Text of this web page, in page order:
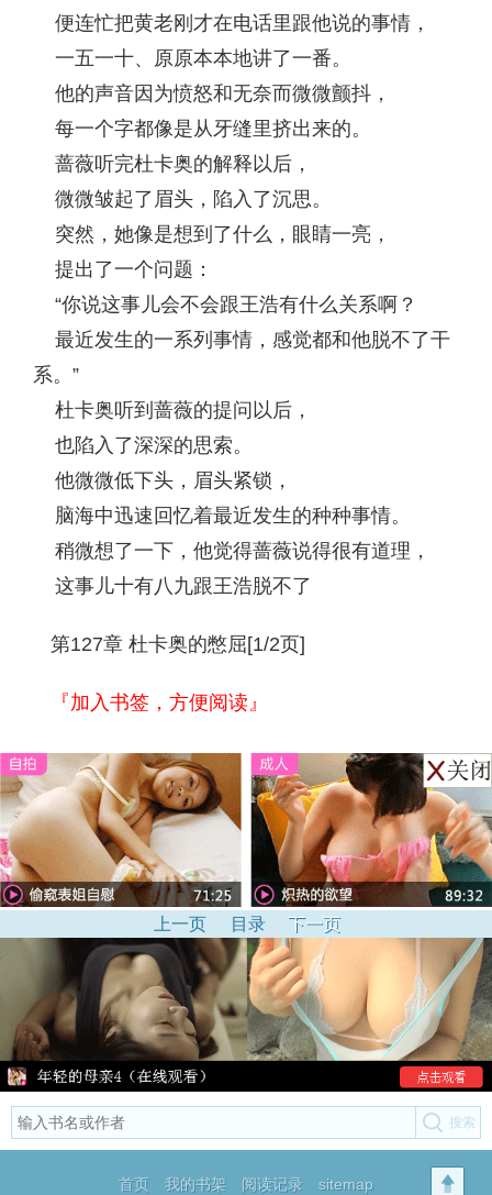
便连忙把黄老刚才在电话里跟他说的事情，
一五一十、原原本本地讲了一番。
他的声音因为愤怒和无奈而微微颤抖，
每一个字都像是从牙缝里挤出来的。
蔷薇听完杜卡奥的解释以后，
微微皱起了眉头，陷入了沉思。
突然，她像是想到了什么，眼睛一亮，
提出了一个问题：
“你说这事儿会不会跟王浩有什么关系啊？
最近发生的一系列事情，感觉都和他脱不了干
系。”
杜卡奥听到蔷薇的提问以后，
也陷入了深深的思索。
他微微低下头，眉头紧锁，
脑海中迅速回忆着最近发生的种种事情。
稍微想了一下，他觉得蔷薇说得很有道理，
这事儿十有八九跟王浩脱不了
第127章 杜卡奥的憋屈[1/2页]
『加入书签，方便阅读』
上一页 目录 下一页
首页 我的书架 阅读记录 sitemap